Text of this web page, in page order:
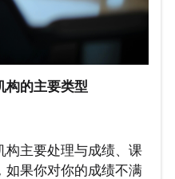
的主要类型
主要处理与成绩、课
如果你对你的成绩不满